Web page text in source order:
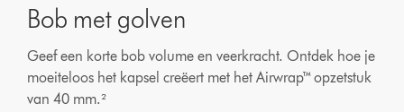
Bob met golven
Geef een korte bob volume en veerkracht. Ontdek hoe je
moeiteloos het kapsel creëert met het Airwrap™ opzetstuk
van 40 mm.²